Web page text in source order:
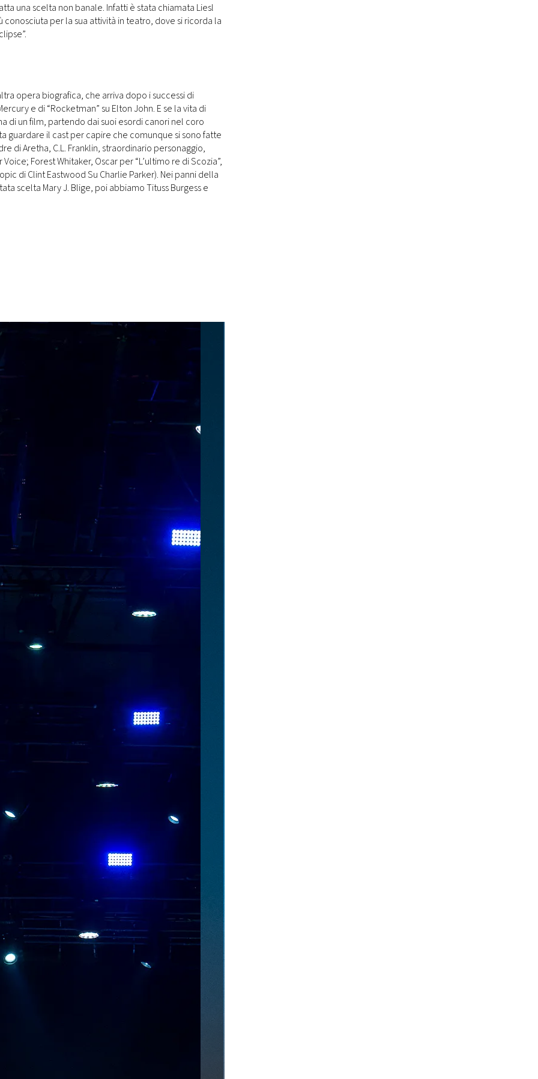
una scelta non banale. Infatti è stata chiamata Liesl
conosciuta per la sua attività in teatro, dove si ricorda la
opera biografica, che arriva dopo i successi di
e di “Rocketman” su Elton John. E se la vita di
di un film, partendo dai suoi esordi canori nel coro
guardare il cast per capire che comunque si sono fatte
di Aretha, C.L. Franklin, straordinario personaggio,
Forest Whitaker, Oscar per “L’ultimo re di Scozia”,
di Clint Eastwood Su Charlie Parker). Nei panni della
scelta Mary J. Blige, poi abbiamo Tituss Burgess e